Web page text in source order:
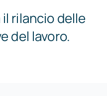
rilancio delle
del lavoro.